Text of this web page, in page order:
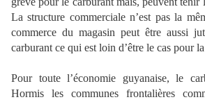
La structure commerciale n’est pas la
commerce du magasin peut être aussi
carburant ce qui est loin d’être le cas pour
Pour toute l’économie guyanaise, le
Hormis les communes frontalières